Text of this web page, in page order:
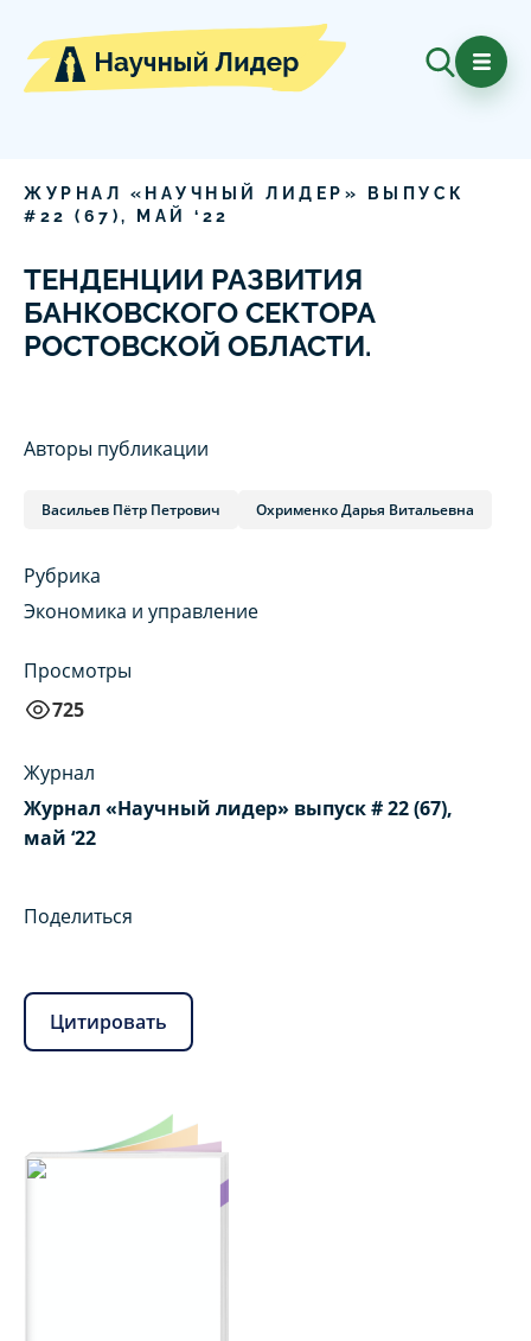
ЖУРНАЛ «НАУЧНЫЙ ЛИДЕР» ВЫПУСК
# 22 ( 67 ), МАЙ ‘ 22
ТЕНДЕНЦИИ РАЗВИТИЯ
БАНКОВСКОГО СЕКТОРА
РОСТОВСКОЙ ОБЛАСТИ.
Авторы публикации
Васильев Пётр Петрович Охрименко Дарья Витальевна
Рубрика
Экономика и управление
Просмотры
725
Журнал
Журнал «Научный лидер» выпуск # 22 (67),
май ‘22
Поделиться
Цитировать